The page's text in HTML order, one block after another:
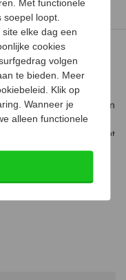
bij een hellend
als een verlengstuk van
pijp met een
voorkomt dat hout
met de buis. De
met isolatiemateriaal.
loopt.
elke dag een
cookies
volgen
te bieden. Meer
Klik op
Wanneer je
alleen functionele